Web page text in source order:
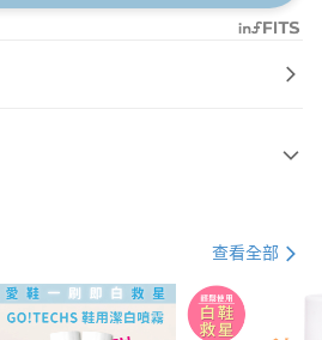
21家銀行
查看全部